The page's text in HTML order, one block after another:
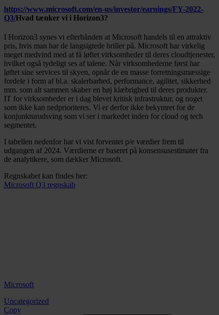
https://www.microsoft.com/en-us/investor/earnings/FY-2022-
Q3/Hvad tænker vi i Horizon3?
I Horizon3 synes vi efterhånden at Microsoft handels til en attraktiv
pris, hvis man har de langsigtede briller på. Microsoft har virkelig
meget medvind med at få løftet virksomheder til deres cloudtjenester,
hvilket også tydeligt ses af talene. Når virksomhederne først har
løftet sine services til skyen, opnår de en masse forretningsmæssige
fordele i form af bl.a. skalerbarhed, performance, agilitet, sikkerhed
mm. som alt sammen skaber en høj klæbrighed til deres produkter.
IT for virksomheder er i dag blevet kritisk infrastruktur, og noget
som ikke kan nedprioriteres. Vi er derfor ikke bekymret for de
konjunkturudsving som vi ser i markedet inden for cloud og tech
segmentet.
I tabellen nedenfor har vi vist forventet p/e værdier frem til
udgangen af 2024. Værdierne er baseret på konsensusestimater fra
de analytikere, som dækker Microsoft.
Regnskabet kan findes her:
Microsoft Q3 regnskab
Microsoft
Uncategorized
Copy